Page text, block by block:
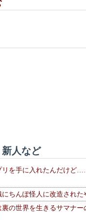
人など
リを手に入れたんだけど
にちんぽ怪人に改造され
裏の世界を生きるサマナ